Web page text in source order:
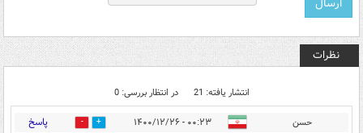
نظرات
انتشار یافته: 21 در انتظار بررسی: 0
حسن ۰۰:۲۳ - ۱۴۰۰/۱۲/۲۶ 0 پاسخ